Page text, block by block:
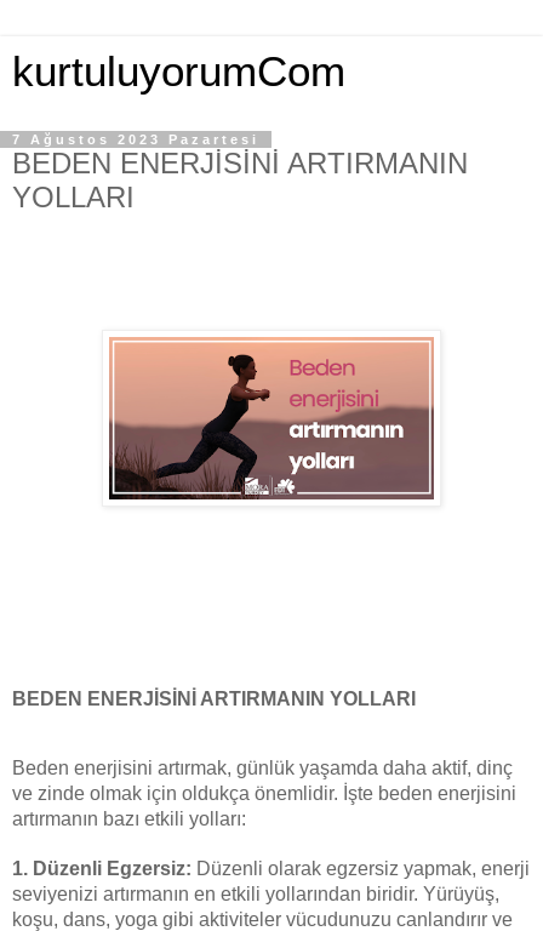
kurtuluyorumCom
7 Ağustos 2023 Pazartesi
BEDEN ENERJİSİNİ ARTIRMANIN
YOLLARI
BEDEN ENERJİSİNİ ARTIRMANIN YOLLARI
Beden enerjisini artırmak, günlük yaşamda daha aktif, dinç
ve zinde olmak için oldukça önemlidir. İşte beden enerjisini
artırmanın bazı etkili yolları:
1. Düzenli Egzersiz: Düzenli olarak egzersiz yapmak, enerji
seviyenizi artırmanın en etkili yollarından biridir. Yürüyüş,
koşu, dans, yoga gibi aktiviteler vücudunuzu canlandırır ve